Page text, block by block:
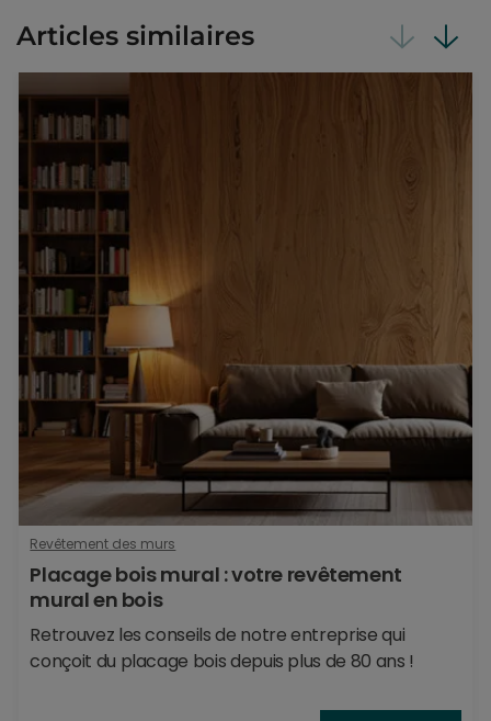
Articles similaires
Revêtement des murs
Placage bois mural : votre revêtement
mural en bois
Retrouvez les conseils de notre entreprise qui
conçoit du placage bois depuis plus de 80 ans !